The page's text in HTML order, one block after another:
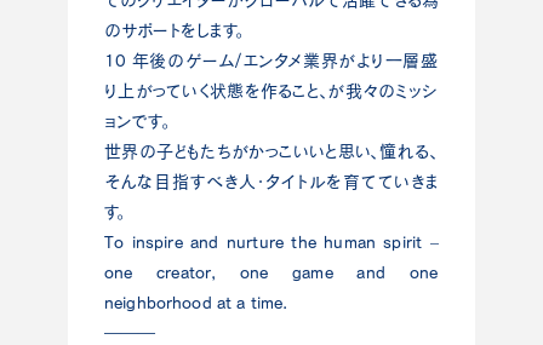
のサポートをします。
10 年後のゲーム/エンタメ業界がより一層盛
り上がっていく状態を作ること、が我々のミッシ
ョンです。
世界の子どもたちがかっこいいと思い、憧れる、
そんな目指すべき人・タイトルを育てていきま
す。
To inspire and nurture the human spirit –
one creator, one game and one
neighborhood at a time.
―――